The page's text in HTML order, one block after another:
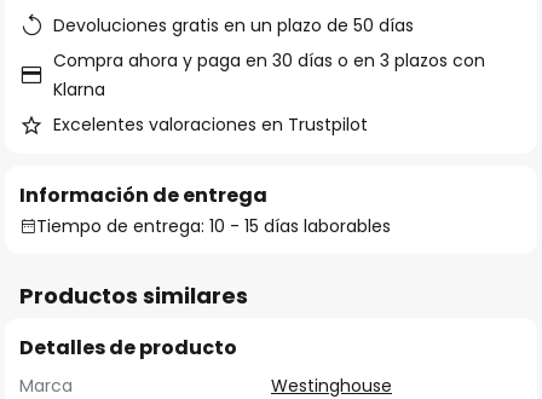
Devoluciones gratis en un plazo de 50 días
Compra ahora y paga en 30 días o en 3 plazos con
Klarna
Excelentes valoraciones en Trustpilot
Información de entrega
Tiempo de entrega: 10 - 15 días laborables
Productos similares
Detalles de producto
Marca
Westinghouse